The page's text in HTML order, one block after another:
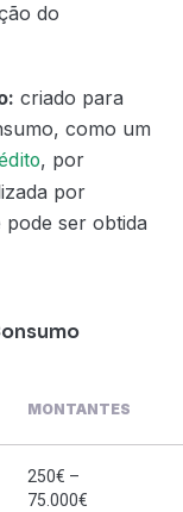
do
criado para
como um
, por
por
pode ser obtida
MONTANTES
250€ –
75.000€